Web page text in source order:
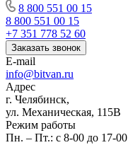
8 800 551 00 15
8 800 551 00 15
+7 351 778 52 60
Заказать звонок
E-mail
info@bitvan.ru
Адрес
г. Челябинск,
ул. Механическая, 115В
Режим работы
Пн. – Пт.: с 8-00 до 17-00